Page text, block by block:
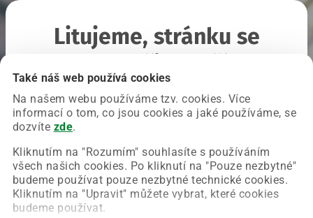
Také náš web používá cookies
Na našem webu používáme tzv. cookies. Více
informací o tom, co jsou cookies a jaké používáme, se
dozvíte zde.
Kliknutím na "Rozumím" souhlasíte s používáním
všech našich cookies. Po kliknutí na "Pouze nezbytné"
budeme používat pouze nezbytné technické cookies.
Kliknutím na "Upravit" můžete vybrat, které cookies
budeme používat.
Litujeme, stránku se
Chyba nastala na naší straně a už ji opravujeme.
Zkuste prosím znovu načíst požadovanou stránku.
Obnovit stránku Úvodní strana